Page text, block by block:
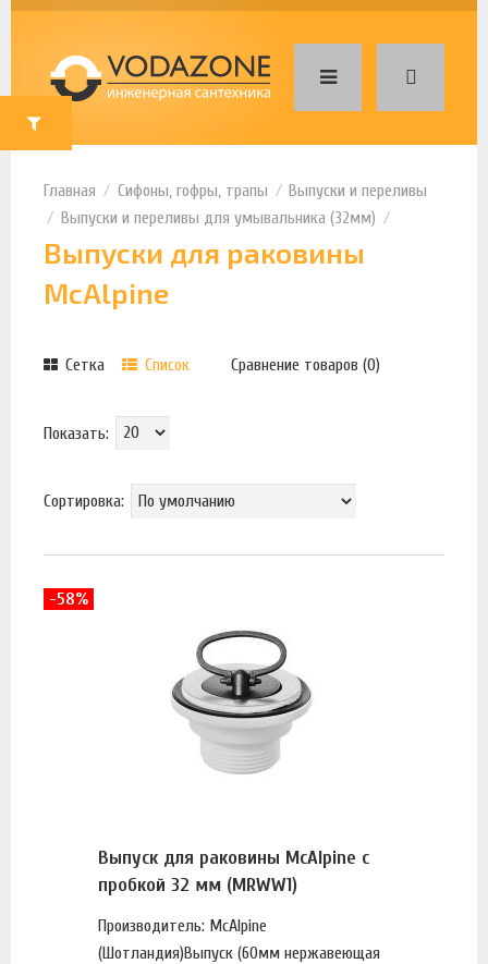
Сифоны, гофры, трапы
Выпуски и переливы
Выпуски и переливы для умывальника (32мм)
Выпуски для раковины
McAlpine
Сетка Список Сравнение товаров (0)
Показать:
Сортировка:
Выпуск для раковины McAlpine с
пробкой 32 мм (MRWW1)
Производитель: McAlpine
(Шотландия)Выпуск (60мм нержавеющая
-58%